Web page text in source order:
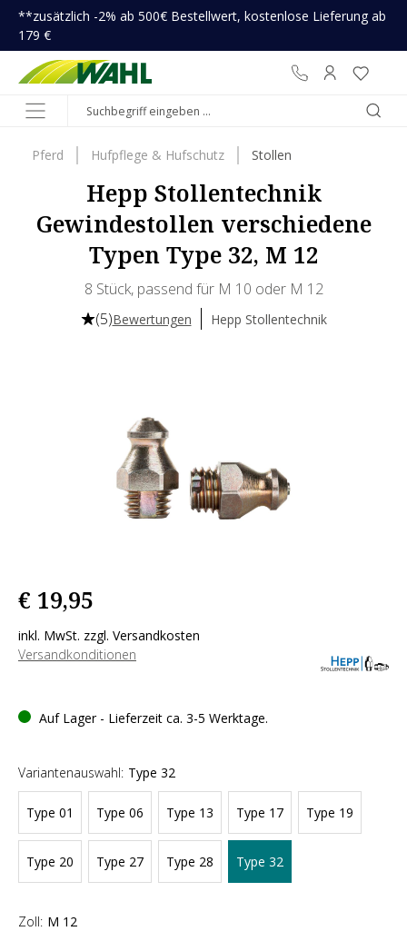
springen
**zusätzlich -2% ab 500€ Bestellwert, kostenlose Lieferung ab
179 €
Pferd Hufpflege & Hufschutz Stollen
Hepp Stollentechnik
Gewindestollen verschiedene
Typen Type 32, M 12
8 Stück, passend für M 10 oder M 12
(5)Bewertungen Hepp Stollentechnik
€ 19,95
inkl. MwSt. zzgl. Versandkosten
Versandkonditionen
Auf Lager - Lieferzeit ca. 3-5 Werktage.
Variantenauswahl: Type 32
Type 01 Type 06 Type 13 Type 17 Type 19
Type 20 Type 27 Type 28 Type 32
Zoll: M 12